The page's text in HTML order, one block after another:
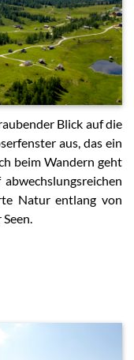
Blick auf die
aus, das ein
beim Wandern geht
Natur entlang von